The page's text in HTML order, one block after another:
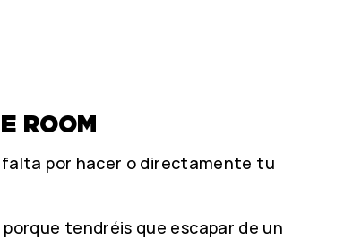
ROOM
falta por hacer o directamente tu
tendréis que escapar de un